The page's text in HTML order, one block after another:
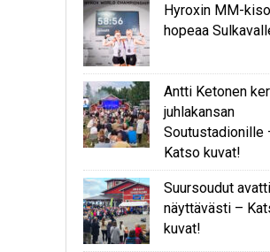
Hyroxin MM-
hopeaa
Antti Ketonen
juhlakansan
Soutustadionille
Katso kuvat!
Suursoudut
näyttävästi –
kuvat!